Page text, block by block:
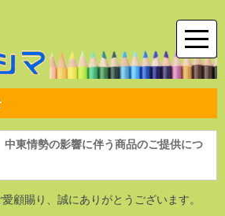
顧賜り、誠にありがとうございます。